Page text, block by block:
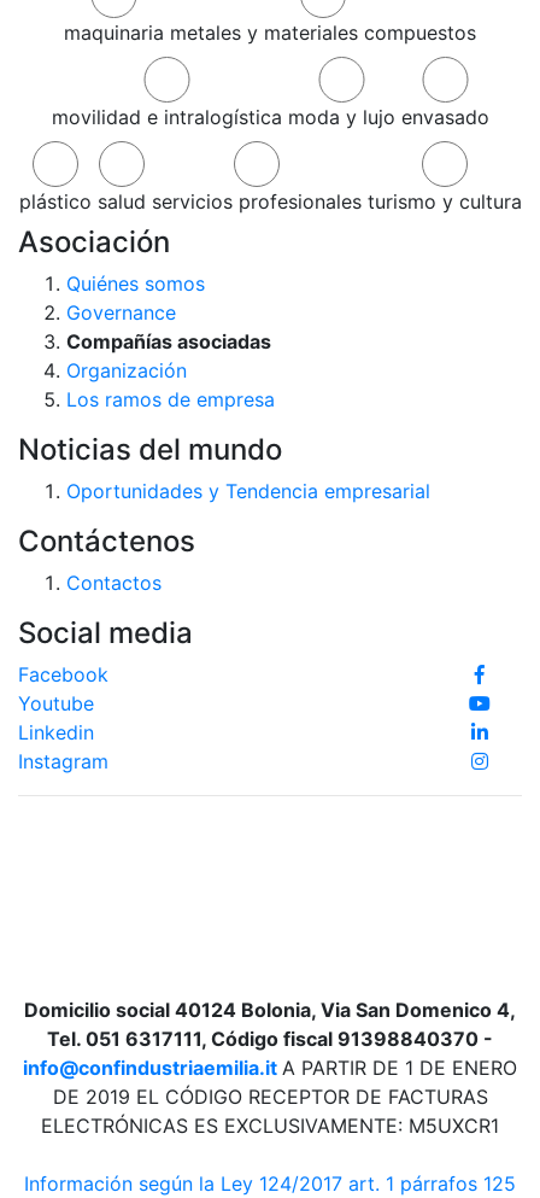
maquinaria metales y materiales compuestos
movilidad e intralogística moda y lujo envasado
plástico salud servicios profesionales turismo y cultura
Asociación
Quiénes somos
Governance
Compañías asociadas
Organización
Los ramos de empresa
Noticias del mundo
Oportunidades y Tendencia empresarial
Contáctenos
Contactos
Social media
Facebook
Youtube
Linkedin
Instagram
Domicilio social 40124 Bolonia, Via San Domenico 4,
Tel. 051 6317111, Código fiscal 91398840370 -
info@confindustriaemilia.it A PARTIR DE 1 DE ENERO
DE 2019 EL CÓDIGO RECEPTOR DE FACTURAS
ELECTRÓNICAS ES EXCLUSIVAMENTE: M5UXCR1
Información según la Ley 124/2017 art. 1 párrafos 125